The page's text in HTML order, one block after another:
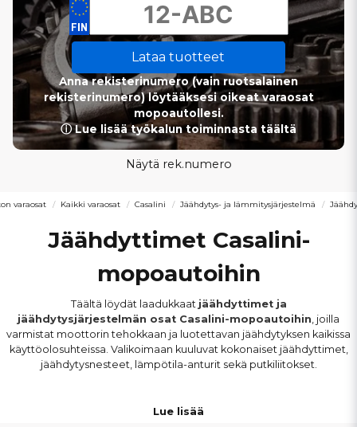
Lataa tuotteet
Anna rekisterinumero (vain ruotsalainen
rekisterinumero) löytääksesi oikeat varaosat
mopoautollesi.
ⓘ Lue lisää työkalun toiminnasta täältä
Näytä rek.numero
varaosat Kaikki varaosat Casalini Jäähdytys- ja lämmitysjärjestelmä
Jäähdyttimet Casalini-
mopoautoihin
Täältä löydät laadukkaat jäähdyttimet ja
jäähdytysjärjestelmän osat Casalini-mopoautoihin, joilla
varmistat moottorin tehokkaan ja luotettavan jäähdytyksen kaikissa
käyttöolosuhteissa. Valikoimaan kuuluvat kokonaiset jäähdyttimet,
jäähdytysnesteet, lämpötila-anturit sekä putkiliitokset.
. Kaikki komponentit on valittu täsmällisen
Lue lisää